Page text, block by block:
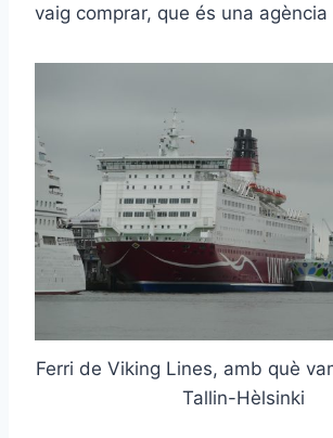
vaig comprar, que és una
Ferri de Viking Lines, amb què
Tallin-Hèlsinki